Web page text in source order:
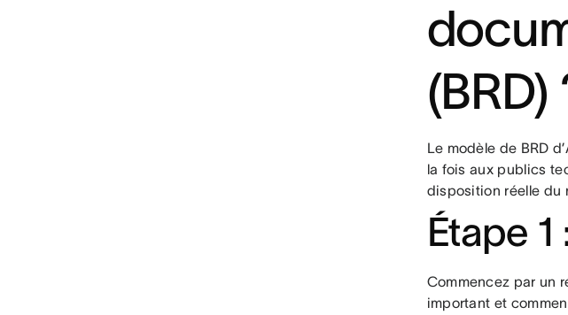
(BRD)
Le modèle de BRD
la fois aux publics
disposition réelle du
Étape
Commencez par un
important et